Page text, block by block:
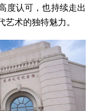
度认可，也持续走出
艺术的独特魅力。